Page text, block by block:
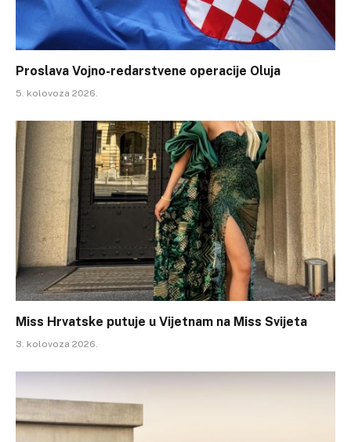
Proslava Vojno-redarstvene operacije Oluja
5. kolovoza 2026.
Miss Hrvatske putuje u Vijetnam na Miss Svijeta
3. kolovoza 2026.